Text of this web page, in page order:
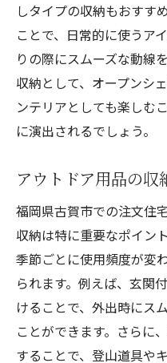
しタイプの収納もおすす
ことで、日常的に使うア
りの際にスムーズな動線
収納として、オープンシ
ンテリアとしても楽しむ
に演出されるでしょう。
アウトドア用品の収
福岡県古賀市での注文住
収納は特に重要なポイン
季節ごとに使用頻度が変
られます。例えば、玄関
けることで、外出時にス
ことができます。さらに
することで、登山道具や